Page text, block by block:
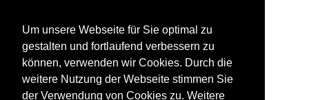
Um unsere Webseite für Sie optimal zu
gestalten und fortlaufend verbessern zu
können, verwenden wir Cookies. Durch die
weitere Nutzung der Webseite stimmen Sie
der Verwendung von Cookies zu. Weitere